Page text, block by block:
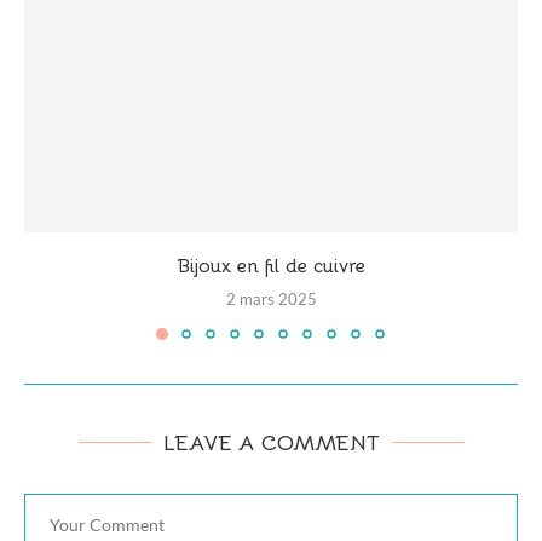
Bijoux en fil de cuivre
2 mars 2025
LEAVE A COMMENT